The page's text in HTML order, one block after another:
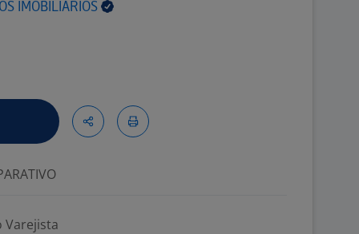
IMOBILIARIOS
Varejista